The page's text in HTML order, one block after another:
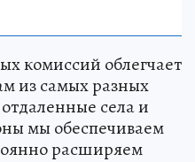
комиссий облегчает
из самых разных
села и
мы обеспечиваем
расширяем